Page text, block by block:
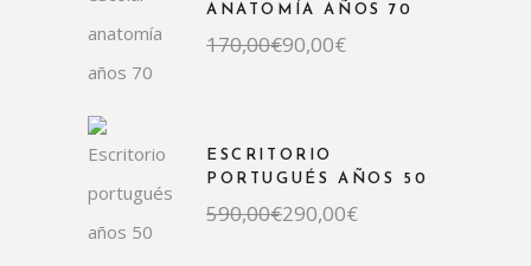
ANATOMÍA AÑOS 70
170,00€
El
precio
90,00€
El
precio
ESCRITORIO
PORTUGUÉS AÑOS 50
590,00€
El
precio
290,00€
El
precio